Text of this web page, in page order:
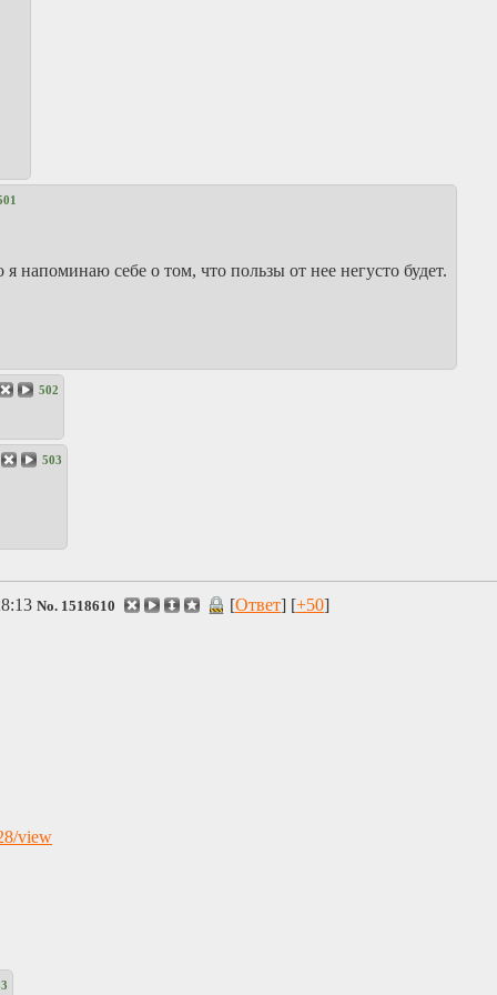
себе о том, что пользы от нее негусто будет.
502
503
No. 1518610 [Ответ] [+50]
view